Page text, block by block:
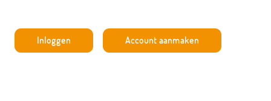
Inloggen Account aanmaken